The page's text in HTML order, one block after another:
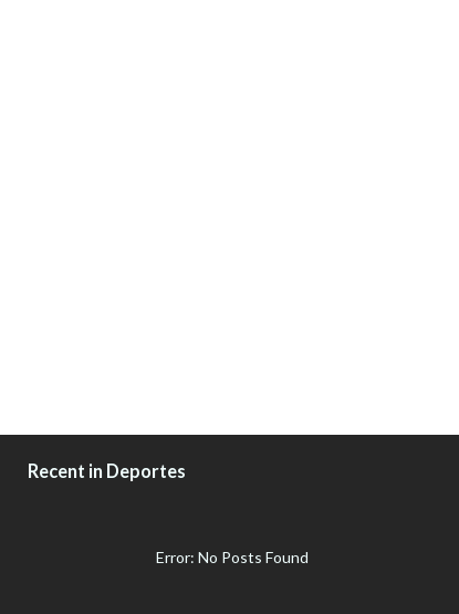
Recent in Deportes
Error: No Posts Found